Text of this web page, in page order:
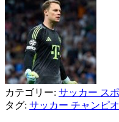
カテゴリー: サッカー ス
タグ: サッカー チャンピ